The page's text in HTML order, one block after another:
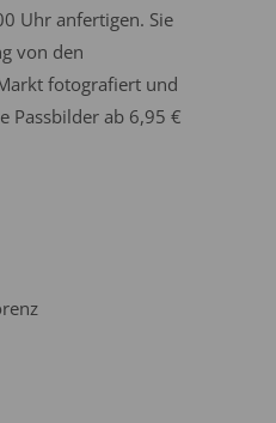
Uhr anfertigen. Sie
von den
fotografiert und
Passbilder ab 6,95 €